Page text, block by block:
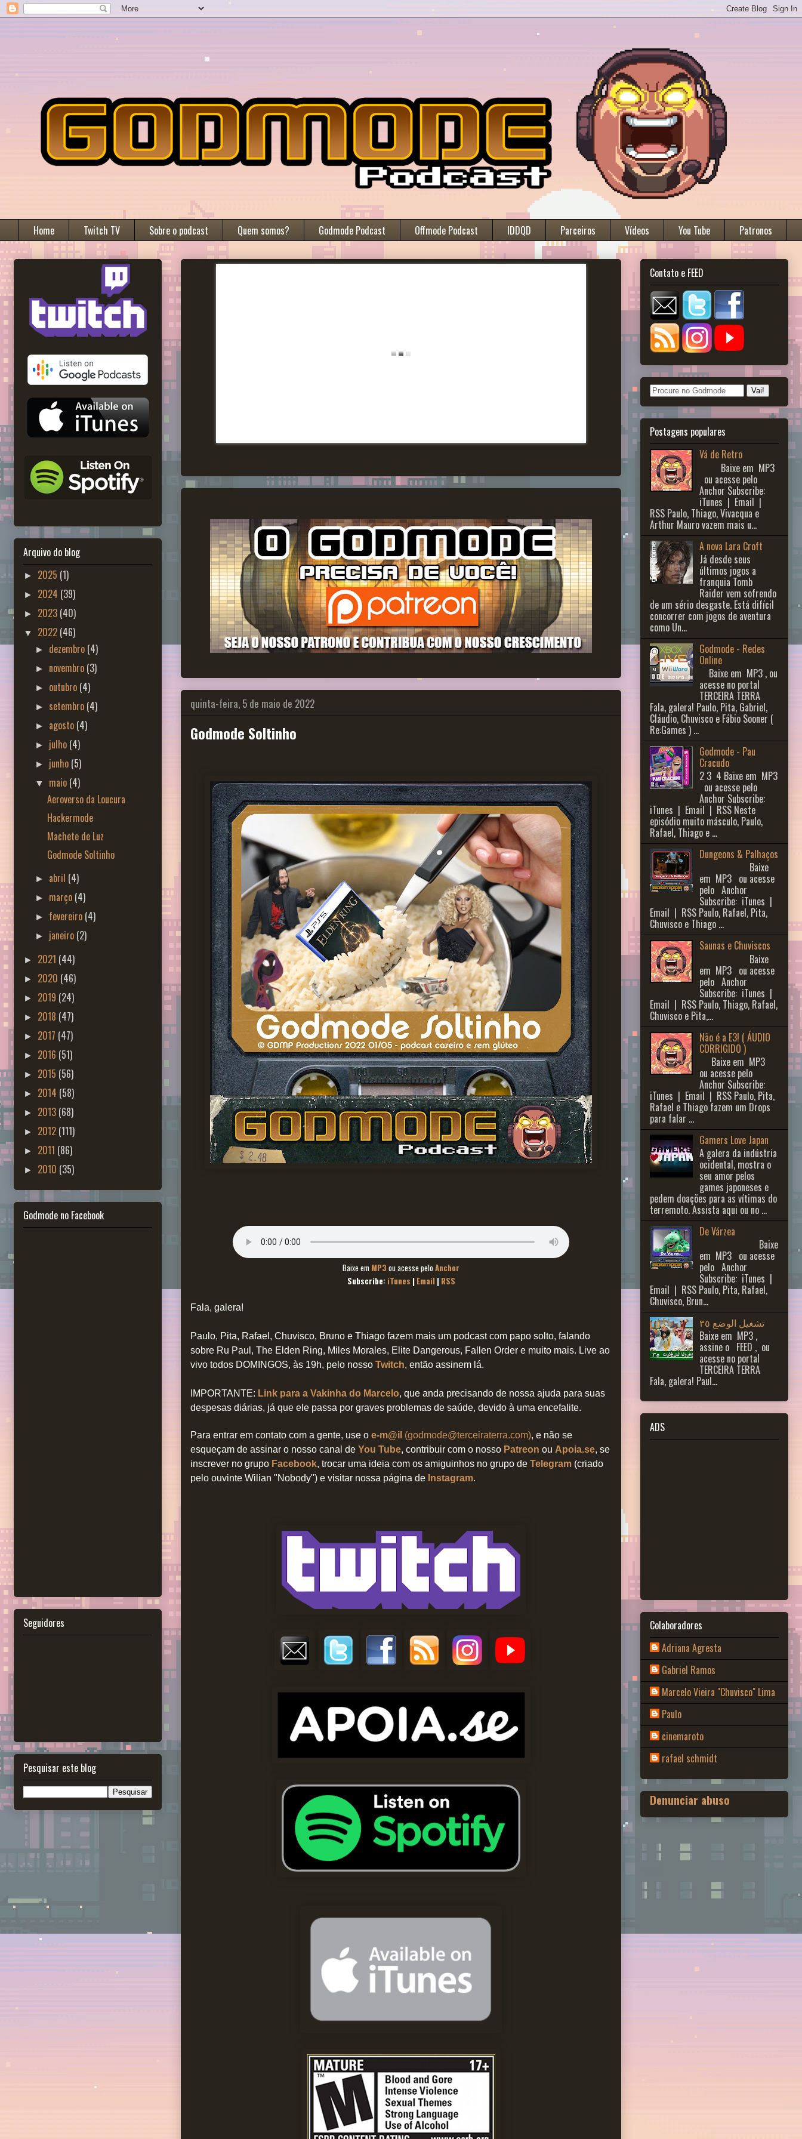
Home Twitch TV Sobre o podcast Quem somos? Godmode Podcast Offmode Podcast IDDQD Parceiros Vídeos You Tube Patronos
quinta-feira, 5 de maio de 2022
Godmode Soltinho
Baixe em MP3 ou acesse pelo Anchor
Subscribe: iTunes | Email | RSS
Fala, galera!
Paulo, Pita, Rafael, Chuvisco, Bruno e Thiago fazem mais um podcast com papo solto, falando
sobre Ru Paul, The Elden Ring, Miles Morales, Elite Dangerous, Fallen Order e muito mais. Live ao
vivo todos DOMINGOS, às 19h, pelo nosso Twitch, então assinem lá.
IMPORTANTE: Link para a Vakinha do Marcelo, que anda precisando de nossa ajuda para suas
despesas diárias, já que ele passa por graves problemas de saúde, devido à uma encefalite.
Para entrar em contato com a gente, use o e-m@il (godmode@terceiraterra.com), e não se
esqueçam de assinar o nosso canal de You Tube, contribuir com o nosso Patreon ou Apoia.se, se
inscrever no grupo Facebook, trocar uma ideia com os amiguinhos no grupo de Telegram (criado
pelo ouvinte Wilian "Nobody") e visitar nossa página de Instagram.
Arquivo do blog
► 2025 (1)
► 2024 (39)
► 2023 (40)
▼ 2022 (46)
► dezembro (4)
► novembro (3)
► outubro (4)
► setembro (4)
► agosto (4)
► julho (4)
► junho (5)
▼ maio (4)
Aeroverso da Loucura
Hackermode
Machete de Luz
Godmode Soltinho
► abril (4)
► março (4)
► fevereiro (4)
► janeiro (2)
► 2021 (44)
► 2020 (46)
► 2019 (24)
► 2018 (47)
► 2017 (47)
► 2016 (51)
► 2015 (56)
► 2014 (58)
► 2013 (68)
► 2012 (111)
► 2011 (86)
► 2010 (35)
Godmode no Facebook
Seguidores
Pesquisar este blog
Contato e FEED
Postagens populares
Vá de Retro
Baixe em MP3
ou acesse pelo
Anchor Subscribe:
iTunes | Email |
RSS Paulo, Thiago, Vivacqua e
Arthur Mauro vazem mais u...
A nova Lara Croft
Já desde seus
últimos jogos a
franquia Tomb
Raider vem sofrendo
de um sério desgaste. Está difícil
concorrer com jogos de aventura
como Un...
Godmode - Redes
Online
Baixe em MP3 , ou
acesse no portal
TERCEIRA TERRA
Fala, galera! Paulo, Pita, Gabriel,
Cláudio, Chuvisco e Fábio Sooner (
Re:Games ) ...
Godmode - Pau
Cracudo
2 3 ​ 4 Baixe em MP3
ou acesse pelo
Anchor Subscribe:
iTunes | Email | RSS Neste
episódio muito másculo, Paulo,
Rafael, Thiago e ...
Dungeons & Palhaços
Baixe
em MP3 ou acesse
pelo Anchor
Subscribe: iTunes |
Email | RSS Paulo, Rafael, Pita,
Chuvisco e Thiago ...
Saunas e Chuviscos
Baixe
em MP3 ou acesse
pelo Anchor
Subscribe: iTunes |
Email | RSS Paulo, Thiago, Rafael,
Chuvisco e Pita,...
Não é a E3! ( ÁUDIO
CORRIGIDO )
Baixe em MP3
ou acesse pelo
Anchor Subscribe:
iTunes | Email | RSS Paulo, Pita,
Rafael e Thiago fazem um Drops
para falar ...
Gamers Love Japan
A galera da indústria
ocidental, mostra o
seu amor pelos
games japoneses e
pedem doações para as vítimas do
terremoto. Assista aqui ou no ...
De Várzea
Baixe
em MP3 ou acesse
pelo Anchor
Subscribe: iTunes |
Email | RSS Paulo, Pita, Rafael,
Chuvisco, Brun...
تشغيل الوضع ٣٥
Baixe em MP3 ,
assine o FEED , ou
acesse no portal
TERCEIRA TERRA
Fala, galera! Paul...
ADS
Colaboradores
Adriana Agresta
Gabriel Ramos
Marcelo Vieira "Chuvisco" Lima
Paulo
cinemaroto
rafael schmidt
Denunciar abuso